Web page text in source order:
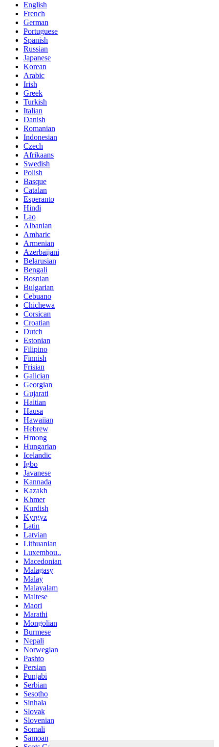
English
French
German
Portuguese
Spanish
Russian
Japanese
Korean
Arabic
Irish
Greek
Turkish
Italian
Danish
Romanian
Indonesian
Czech
Afrikaans
Swedish
Polish
Basque
Catalan
Esperanto
Hindi
Lao
Albanian
Amharic
Armenian
Azerbaijani
Belarusian
Bengali
Bosnian
Bulgarian
Cebuano
Chichewa
Corsican
Croatian
Dutch
Estonian
Filipino
Finnish
Frisian
Galician
Georgian
Gujarati
Haitian
Hausa
Hawaiian
Hebrew
Hmong
Hungarian
Icelandic
Igbo
Javanese
Kannada
Kazakh
Khmer
Kurdish
Kyrgyz
Latin
Latvian
Lithuanian
Luxembou..
Macedonian
Malagasy
Malay
Malayalam
Maltese
Maori
Marathi
Mongolian
Burmese
Nepali
Norwegian
Pashto
Persian
Punjabi
Serbian
Sesotho
Sinhala
Slovak
Slovenian
Somali
Samoan